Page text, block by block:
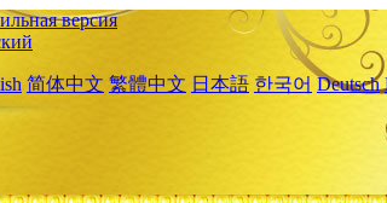
версия
简体中文 繁體中文 日本語 한국어 Deutsch